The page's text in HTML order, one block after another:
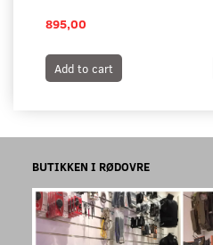
895,00
Add to cart
BUTIKKEN I RØDOVRE